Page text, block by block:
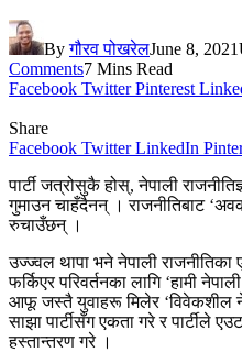
By गौरव पोखरेलJune 8, 2021
Comments7 Mins Read
Facebook Twitter Pinterest
Share
Facebook Twitter LinkedIn
पार्टी जत्रोसुकै होस्, नेपाली
गुमाउन चाहँदैनन् । राजनीतिबाट
रुचाउँछन् ।
उज्ज्वल थापा भने नेपाली
फर्किएर परिवर्तनका लागि ‘हामी
आफू जस्तै युवाहरू मिलेर ‘विवेकशील
साझा पार्टीसँग एकता गरे र पार्टीले
हस्तान्तरण गरे ।